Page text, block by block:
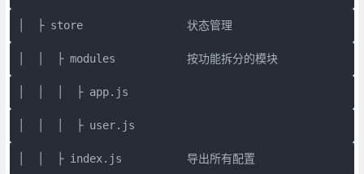
│  ├ store                状态管理
│  │  ├ modules           按功能拆分的模块
│  │  │  ├ app.js
│  │  │  ├ user.js
│  │  ├ index.js          导出所有配置